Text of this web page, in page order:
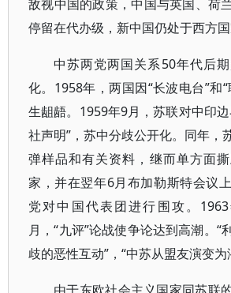
敌视中国的政策，中国与英国、荷
停留在代办级，新中国仍处于西方国
中苏两党两国关系50年代后
化。1958年，两国因“长波电台”和
生龃龉。1959年9月，苏联对中印
社声明”，苏中分歧公开化。同年，
弹样品和有关资料，继而单方面
家，并在翌年6月布加勒斯特会议
党对中国代表团进行围攻。
月，“九评”论战使争论达到高潮。“
歧的恶性互动”，“中苏从盟友演变